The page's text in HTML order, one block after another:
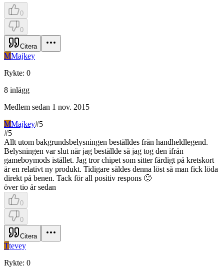
0
0
Citera
MMajkey
Rykte: 0
8 inlägg
Medlem sedan 1 nov. 2015
MMajkey#5
#5
Allt utom bakgrundsbelysningen beställdes från handheldlegend.
Belysningen var slut när jag beställde så jag tog den ifrån
gameboymods istället. Jag tror chipet som sitter färdigt på kretskort
är en relativt ny produkt. Tidigare såldes denna löst så man fick löda
direkt på benen. Tack för all positiv respons 🙂
över tio år sedan
0
0
Citera
Ttevey
Rykte: 0